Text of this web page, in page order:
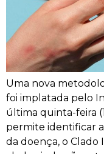
Uma nova
foi implatada pelo
última quinta-feira
permite identificar
da doença, o Clado